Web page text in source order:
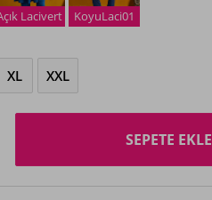
Lacivert KoyuLaci01
XL XXL
SEPETE EKLE